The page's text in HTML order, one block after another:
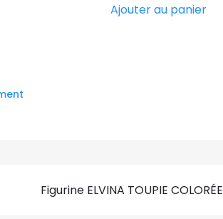
Ajouter au panier
Figurine ELVINA TOUPIE COLORÉE